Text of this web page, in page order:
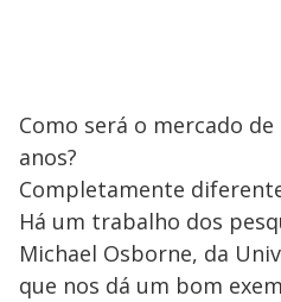
Como será o mercado
anos?
Completamente
Há um trabalho dos
Michael Osborne, da
que nos dá um bom